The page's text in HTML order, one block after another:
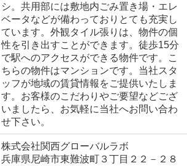
シ。共用部には敷地内ごみ置き場・エレ
ベータなどが備わっておりとても充実し
ています。外観タイル張りは、物件の個
性を引き出すことができます。徒歩15分
で駅へのアクセスができる物件です。こ
ちらの物件はマンションです。当社スタ
ッフが地域の賃貸情報をご提供いたしま
す。お客様のこだわりやご要望などござ
いましたら、お気軽に当社へお問い合わ
せ下さい。
株式会社関西グローバルラボ
兵庫県尼崎市東難波町３丁目２２－２８